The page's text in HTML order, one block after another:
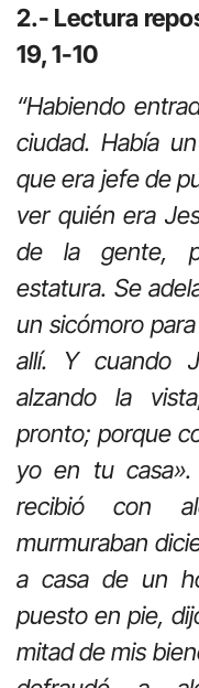
2.- Lectura
19, 1-10
“Habiendo
ciudad. Había
que era jefe de
ver quién era
de la gente,
estatura. Se
un sicómoro
allí. Y cuando
alzando la
pronto; porque
yo en tu
recibió con
murmuraban
a casa de un
puesto en pie,
mitad de mis